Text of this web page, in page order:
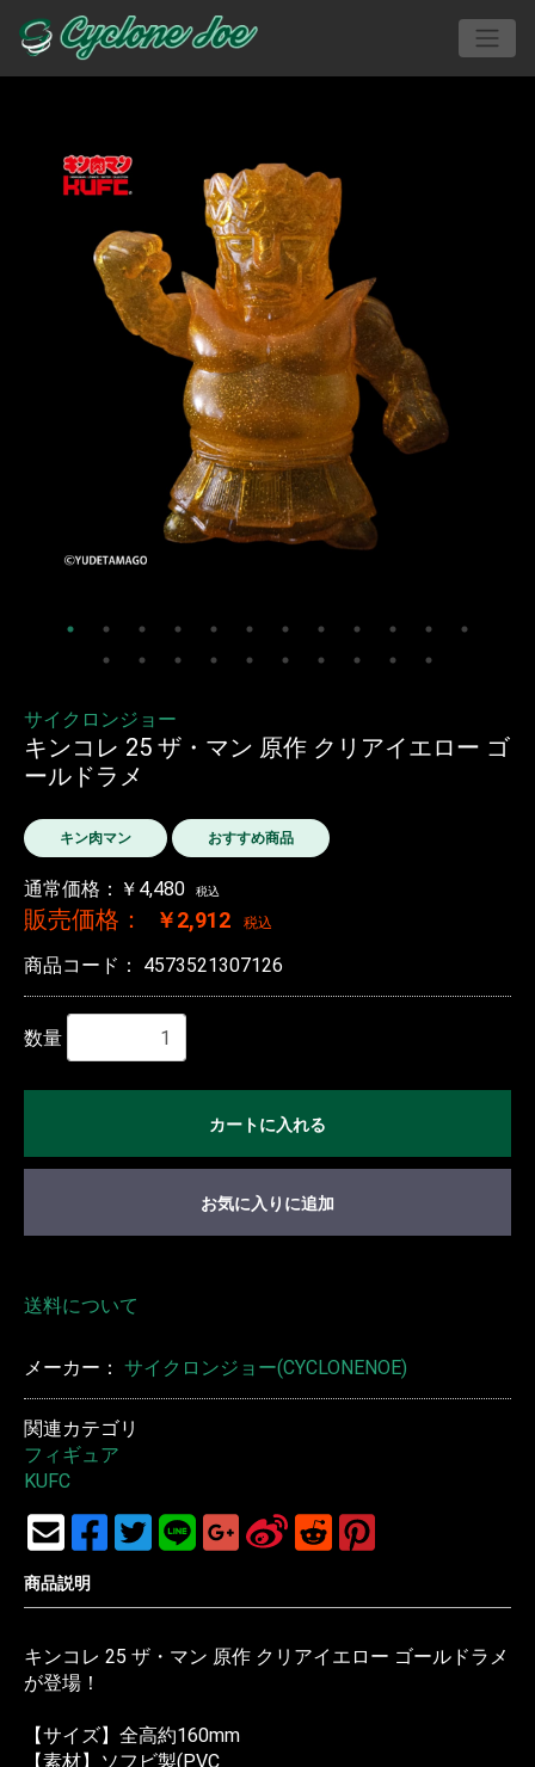
サイクロンジョー
キンコレ 25 ザ・マン 原作 クリアイエロー ゴ
ールドラメ
キン肉マン おすすめ商品
通常価格：￥4,480 税込
販売価格： ￥2,912 税込
商品コード： 4573521307126
数量
カートに入れる
お気に入りに追加
送料について
メーカー： サイクロンジョー(CYCLONENOE)
関連カテゴリ
フィギュア
KUFC
商品説明
キンコレ 25 ザ・マン 原作 クリアイエロー ゴールドラメ
が登場！
【サイズ】全高約160mm
【素材】ソフビ製(PVC